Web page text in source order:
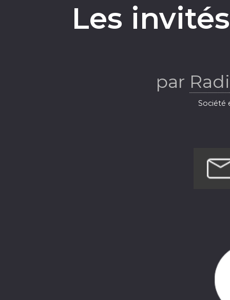
Les
par
Société